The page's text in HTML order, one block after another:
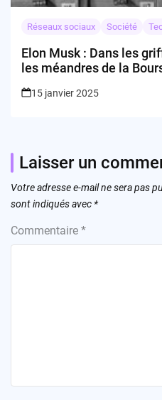
Réseaux sociaux Société
Elon Musk : Dans les
les méandres de la
15 janvier 2025
Laisser un
Votre adresse e-mail ne sera pas
sont indiqués avec *
Commentaire *